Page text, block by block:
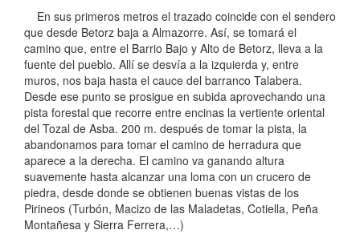
En sus primeros metros el trazado coincide con el sendero
que desde Betorz baja a Almazorre. Así, se tomará el
camino que, entre el Barrio Bajo y Alto de Betorz, lleva a la
fuente del pueblo. Allí se desvía a la izquierda y, entre
muros, nos baja hasta el cauce del barranco Talabera.
Desde ese punto se prosigue en subida aprovechando una
pista forestal que recorre entre encinas la vertiente oriental
del Tozal de Asba. 200 m. después de tomar la pista, la
abandonamos para tomar el camino de herradura que
aparece a la derecha. El camino va ganando altura
suavemente hasta alcanzar una loma con un crucero de
piedra, desde donde se obtienen buenas vistas de los
Pirineos (Turbón, Macizo de las Maladetas, Cotiella, Peña
Montañesa y Sierra Ferrera,…)